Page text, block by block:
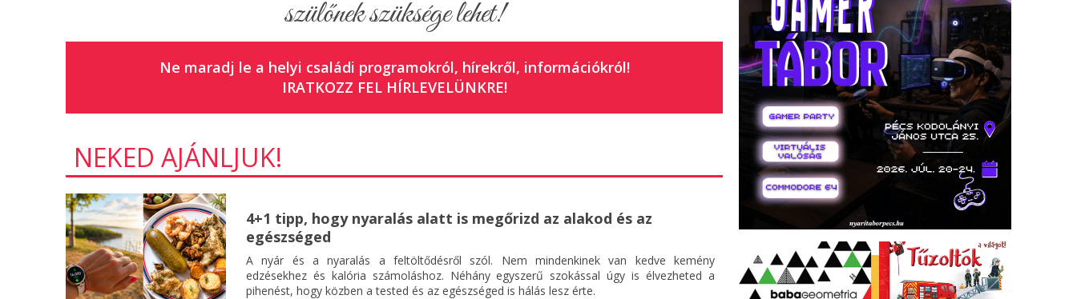
szülőnek szüksége lehet!
Ne maradj le a helyi családi programokról, hírekről, információkról!
IRATKOZZ FEL HÍRLEVELÜNKRE!
NEKED AJÁNLJUK!
4+1 tipp, hogy nyaralás alatt is megőrizd az alakod és az
egészséged
A nyár és a nyaralás a feltöltődésről szól. Nem mindenkinek van kedve kemény
edzésekhez és kalória számoláshoz. Néhány egyszerű szokással úgy is élvezheted a
pihenést, hogy közben a tested és az egészséged is hálás lesz érte.